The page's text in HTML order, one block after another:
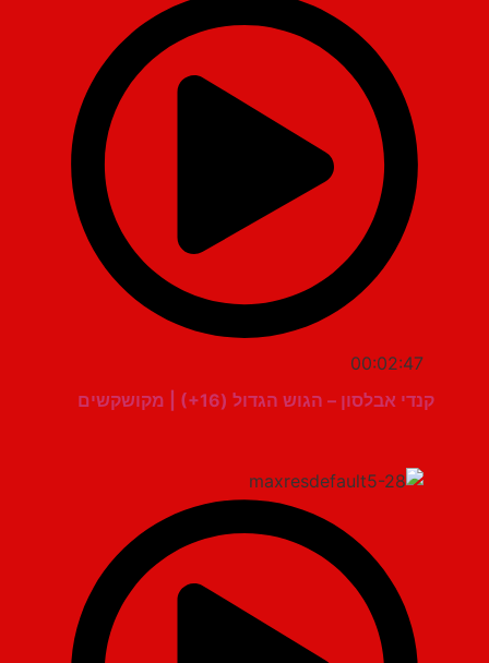
00:02:47
קנדי אבלסון – הגוש הגדול (16+) | מקושקשים